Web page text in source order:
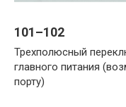
101–102
Трехполюсный
главного питания
порту)